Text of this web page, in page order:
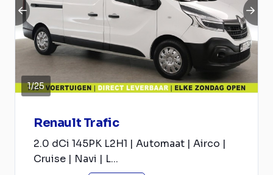
1/25
Renault Trafic
2.0 dCi 145PK L2H1 | Automaat | Airco |
Cruise | Navi | L...